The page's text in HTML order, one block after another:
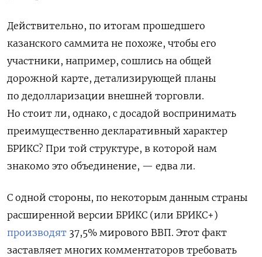
Действительно, по итогам прошедшего
казанского саммита не похоже, чтобы его
участники, например, сошлись на общей
дорожной карте, детализирующей планы
по дедолларизации внешней торговли.
Но стоит ли, однако, с досадой воспринимать
преимущественно декларативный характер
БРИКС? При той структуре, в которой нам
знакомо это объединение, — едва ли.
С одной стороны, по некоторым данным страны
расширенной версии БРИКС (или БРИКС+)
производят 37,5% мирового ВВП. Этот факт
заставляет многих комментаторов требовать